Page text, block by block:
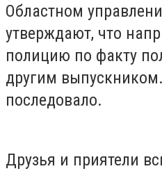
Областном
утверждают, что
полицию по факту
другим
последовало.
Друзья и приятели